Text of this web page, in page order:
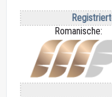
Romanische: